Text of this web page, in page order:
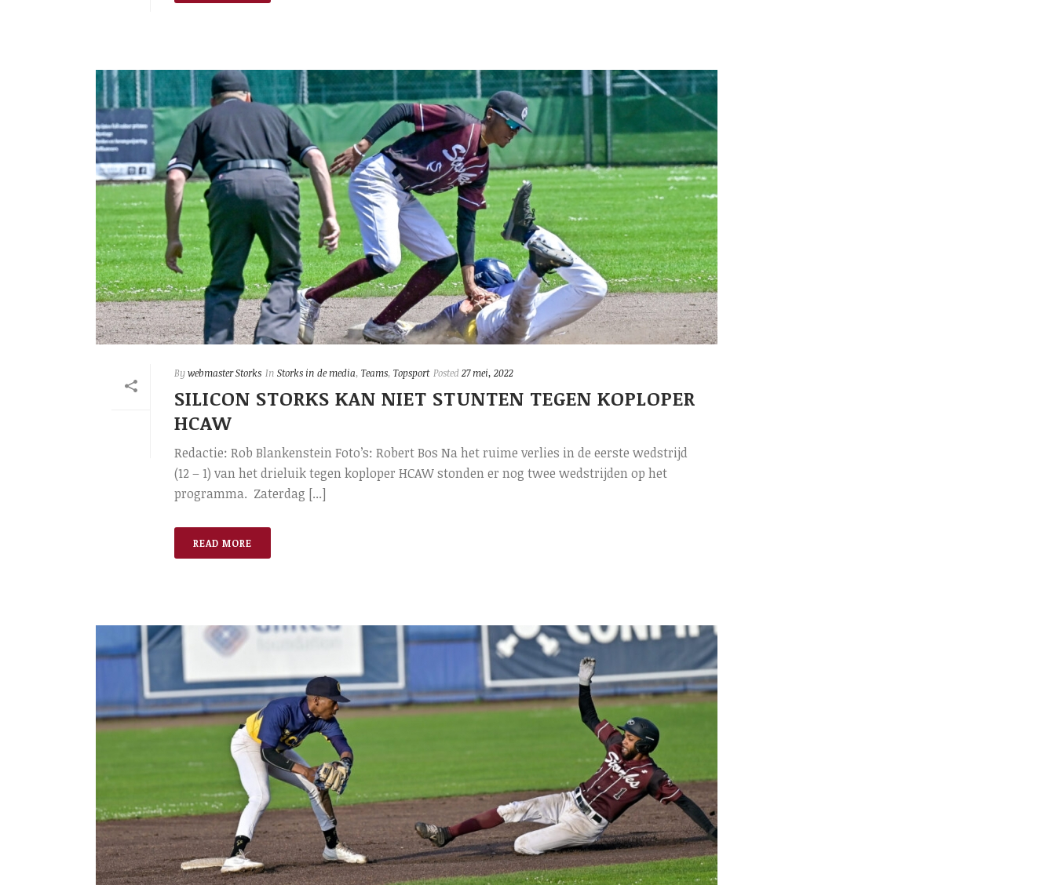
Bywebmaster Storks In Storks in de media, Teams, Topsport Posted 27 mei, 2022
SILICON STORKS KAN NIET STUNTEN TEGEN KOPLOPER
HCAW
Redactie: Rob Blankenstein Foto’s: Robert Bos Na het ruime verlies in de eerste wedstrijd
(12 – 1) van het drieluik tegen koploper HCAW stonden er nog twee wedstrijden op het
programma. Zaterdag [...]
READ MORE